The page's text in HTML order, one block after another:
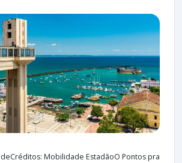
Mobilidade EstadãoO Pontos pra